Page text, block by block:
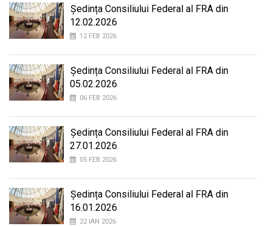
Ședința Consiliului Federal al FRA din
12.02.2026
12 FEB 2026
Ședința Consiliului Federal al FRA din
05.02.2026
06 FEB 2026
Ședința Consiliului Federal al FRA din
27.01.2026
05 FEB 2026
Ședința Consiliului Federal al FRA din
16.01.2026
22 IAN 2026